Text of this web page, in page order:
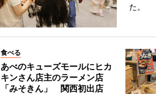
た。
食べる
あべのキューズモールにヒカ
キンさん店主のラーメン店
「みそきん」 関西初出店